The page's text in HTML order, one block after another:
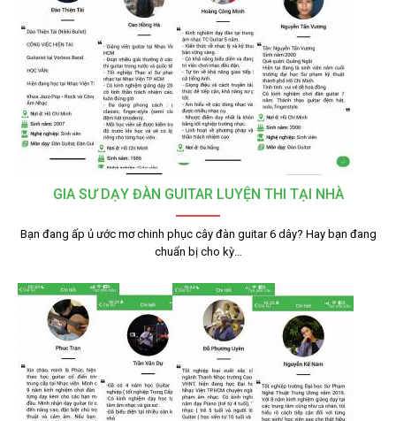
GIA SƯ DẠY ĐÀN GUITAR LUYỆN THI TẠI NHÀ
Bạn đang ấp ủ ước mơ chinh phục cây đàn guitar 6 dây? Hay bạn đang
chuẩn bị cho kỳ…